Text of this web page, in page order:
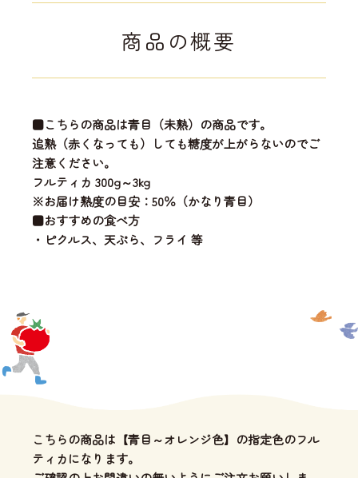
商品の概要
■こちらの商品は青目（未熟）の商品です。
追熟（赤くなっても）しても糖度が上がらないのでご
注意ください。
フルティカ 300g～3kg
※お届け熟度の目安：50％（かなり青目）
■おすすめの食べ方
・ピクルス、天ぷら、フライ 等
こちらの商品は【青目～オレンジ色】の指定色のフル
ティカになります。